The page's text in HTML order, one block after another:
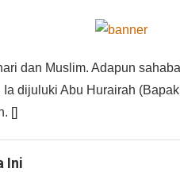
dan Muslim. Adapun
dijuluki Abu Hurairah
[]
Ini